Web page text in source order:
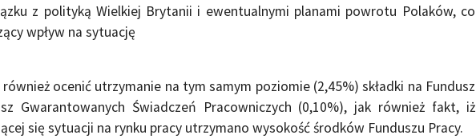
z polityką Wielkiej Brytanii i ewentualnymi planami powrotu Polaków, co
wpływ na sytuację
ocenić utrzymanie na tym samym poziomie (2,45%) składki na Fundusz
Gwarantowanych Świadczeń Pracowniczych (0,10%), jak również fakt, iż
się sytuacji na rynku pracy utrzymano wysokość środków Funduszu Pracy.